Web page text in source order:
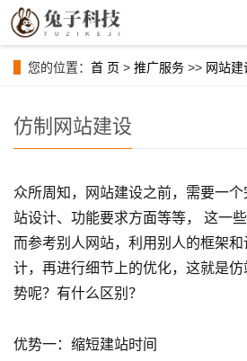
您的位置： 首 页 > 推广服务 >> 网站建
仿制网站建设
众所周知，网站建设之前，需要一
站设计、功能要求方面等等， 这一
而参考别人网站，利用别人的框架
计，再进行细节上的优化，这就是
势呢？有什么区别？
优势一：缩短建站时间